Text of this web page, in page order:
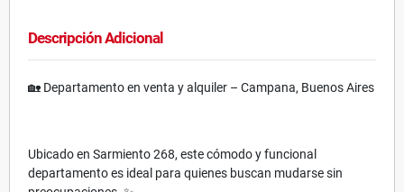
Descripción Adicional
🏡 Departamento en venta y alquiler – Campana, Buenos Aires
Ubicado en Sarmiento 268, este cómodo y funcional
departamento es ideal para quienes buscan mudarse sin